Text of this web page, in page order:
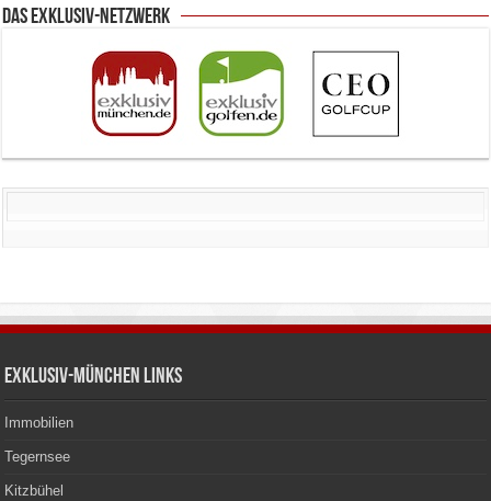
Das Exklusiv-Netzwerk
Exklusiv-München Links
Immobilien
Tegernsee
Kitzbühel